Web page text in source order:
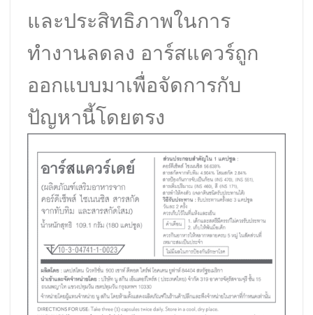
และประสิทธิภาพในการ
ทำงานลดลง อาร์สแควร์ถูก
ออกแบบมาเพื่อจัดการกับ
ปัญหานี้โดยตรง